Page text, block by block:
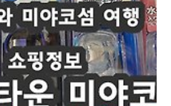
3582 ・영업시간 : 17:00 ~ 24:00 "야키니
代)" 미야코섬점 외관입니다. 미야코섬에